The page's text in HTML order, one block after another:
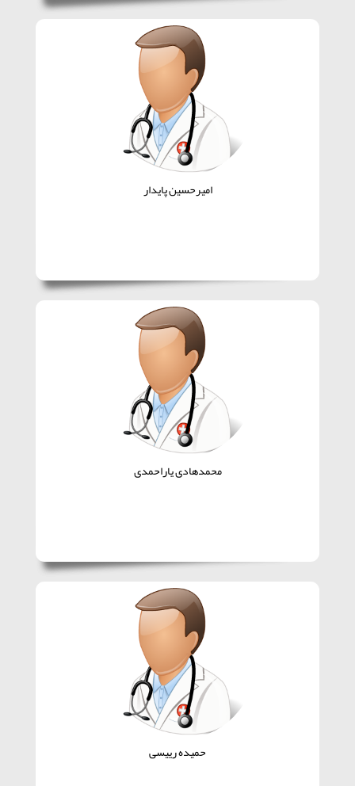
امیرحسین پایدار
محمدهادی یاراحمدی
حمیده رییسی